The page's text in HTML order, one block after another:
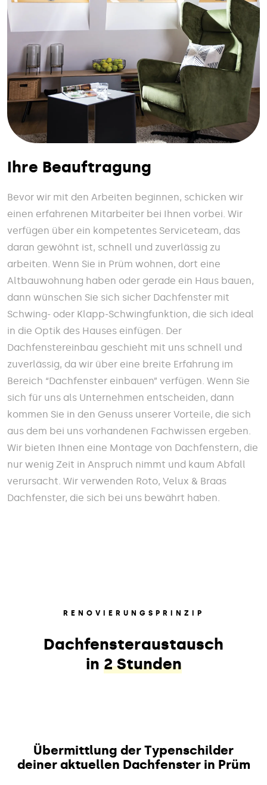
Ihre Beauftragung
Bevor wir mit den Arbeiten beginnen, schicken wir
einen erfahrenen Mitarbeiter bei Ihnen vorbei. Wir
verfügen über ein kompetentes Serviceteam, das
daran gewöhnt ist, schnell und zuverlässig zu
arbeiten. Wenn Sie in Prüm wohnen, dort eine
Altbauwohnung haben oder gerade ein Haus bauen,
dann wünschen Sie sich sicher Dachfenster mit
Schwing- oder Klapp-Schwingfunktion, die sich ideal
in die Optik des Hauses einfügen. Der
Dachfenstereinbau geschieht mit uns schnell und
zuverlässig, da wir über eine breite Erfahrung im
Bereich “Dachfenster einbauen” verfügen. Wenn Sie
sich für uns als Unternehmen entscheiden, dann
kommen Sie in den Genuss unserer Vorteile, die sich
aus dem bei uns vorhandenen Fachwissen ergeben.
Wir bieten Ihnen eine Montage von Dachfenstern, die
nur wenig Zeit in Anspruch nimmt und kaum Abfall
verursacht. Wir verwenden Roto, Velux & Braas
Dachfenster, die sich bei uns bewährt haben.
RENOVIERUNGSPRINZIP
Dachfensteraustausch
in 2 Stunden
Übermittlung der Typenschilder
deiner aktuellen Dachfenster in Prüm